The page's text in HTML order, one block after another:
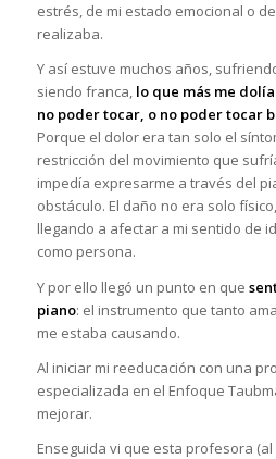
estrés, de mi estado emocional o
realizaba.
Y así estuve muchos años,
siendo franca,lo que más me
no poder tocar, o no poder tocar
Porque el dolor era tan solo el
restricción del movimiento que
impedía expresarme a través del
obstáculo. El daño no era solo físico,
llegando a afectar a mi sentido de
como persona.
Y por ello llegó un punto en que
piano: el instrumento que tanto
me estaba causando.
Al iniciar mi reeducación con una
especializada en el Enfoque
mejorar.
Enseguida vi que esta profesora